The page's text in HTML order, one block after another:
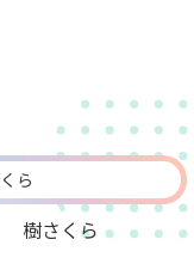
樹さくら